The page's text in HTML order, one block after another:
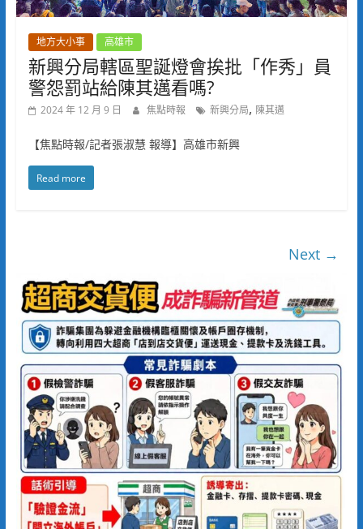
地方大小事 高雄市
新興分局轄區聖誕燈會挨批「作秀」員
警怨罰站給陳其邁看嗎?
2024 年 12 月 9 日 焦點時報 新興分局, 陳其邁
【焦點時報/記者張淑慧 報導】高雄市新興
Read more
Next →